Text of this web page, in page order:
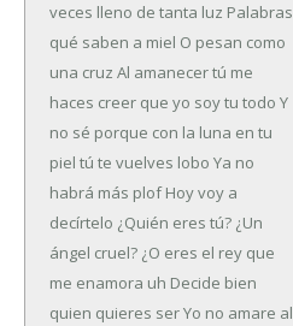
veces lleno de tanta luz Palabras
qué saben a miel O pesan como
una cruz Al amanecer tú me
haces creer que yo soy tu todo Y
no sé porque con la luna en tu
piel tú te vuelves lobo Ya no
habrá más plofHoy voy a
decírtelo ¿Quién eres tú? ¿Un
ángel cruel? ¿O eres el rey que
me enamora uh Decide bien
quien quieres serYo no amare al